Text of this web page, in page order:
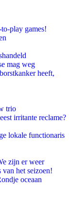
play games!
mag weg
heeft,
trio
irritante reclame?
lokale functionaris
zijn er weer
het seizoen!
oceaan